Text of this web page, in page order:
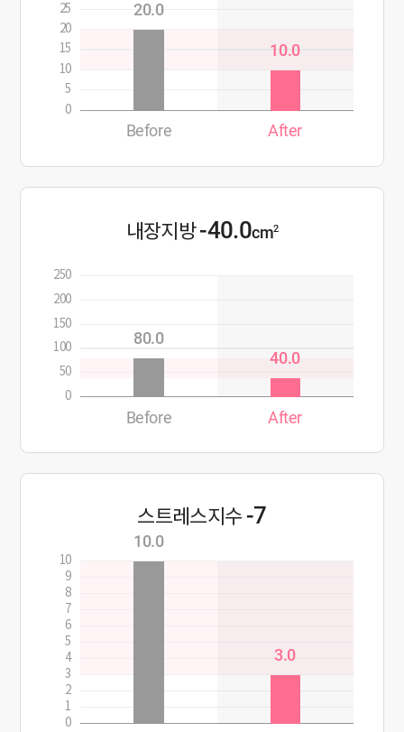
Before
20.0
After
10.0
25
20
15
10
5
0
내장지방-40.0cm2
Before
80.0
After
40.0
250
200
150
100
50
0
스트레스지수 -7
10.0
3.0
10
9
8
7
6
5
4
3
2
1
0